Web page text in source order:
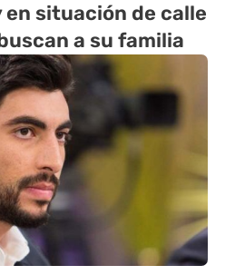
situación de calle
a su familia